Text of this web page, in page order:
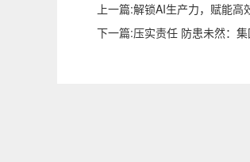
上一篇:解锁AI生产力，赋能高
下一篇:压实责任 防患未然：